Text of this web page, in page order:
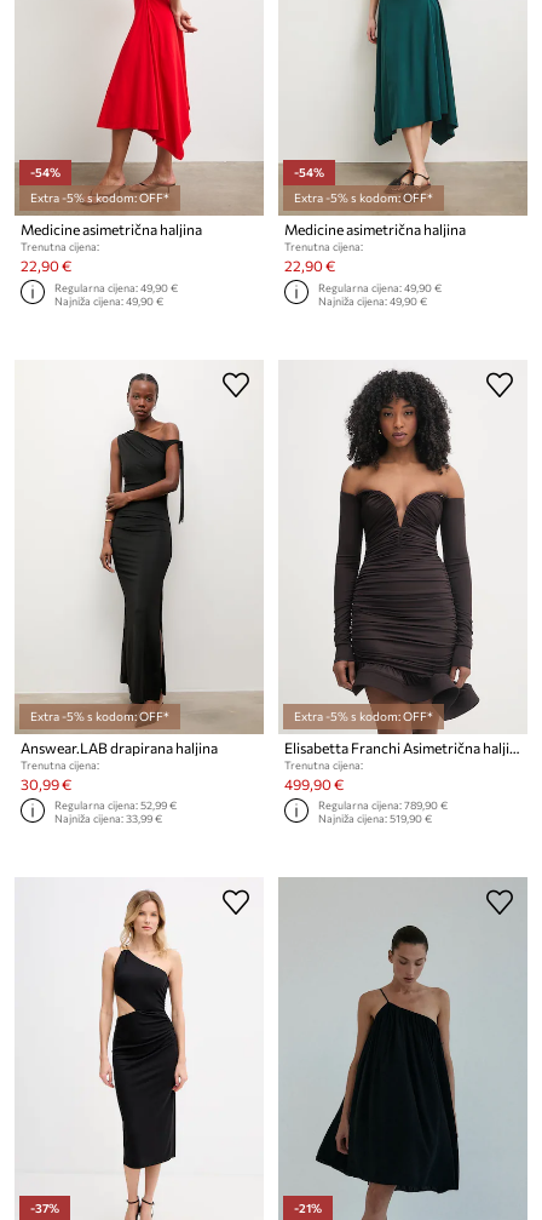
-54%
Extra -5% s kodom: OFF*
Medicine asimetrična haljina
Trenutna cijena:
22,90 €
Regularna cijena:49,90 €
Najniža cijena:49,90 €
-54%
Extra -5% s kodom: OFF*
Medicine asimetrična haljina
Trenutna cijena:
22,90 €
Regularna cijena:49,90 €
Najniža cijena:49,90 €
Extra -5% s kodom: OFF*
Answear.LAB drapirana haljina
Trenutna cijena:
30,99 €
Regularna cijena:52,99 €
Najniža cijena:33,99 €
Extra -5% s kodom: OFF*
Trenutna cijena:
499,90 €
Regularna cijena:789,90 €
Najniža cijena:519,90 €
-37% -21%